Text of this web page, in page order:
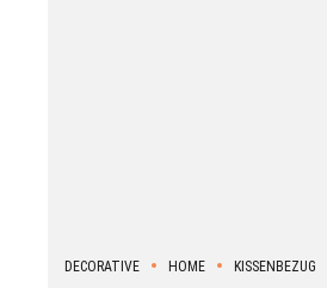
DECORATIVE HOME KISSENBEZUG